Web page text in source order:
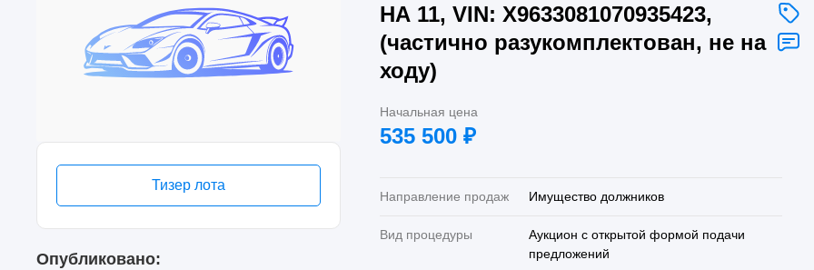
Тизер лота
Опубликовано:
НА 11, VIN: X9633081070935423,
(частично разукомплектован, не на
ходу)
Начальная цена
535 500 ₽
Направление продаж Имущество должников
Вид процедуры
Аукцион с открытой формой подачи
предложений